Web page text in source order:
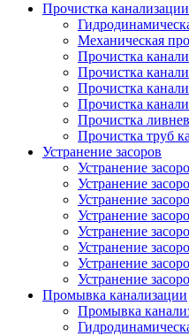
Прочистка канализации
Механическая
Прочистка
Прочистка
Прочистка
Прочистка
Прочистка
Прочистка труб
Устранение засоров
Устранение
Устранение
Устранение
Устранение
Устранение
Устранение
Устранение
Устранение
Промывка канализации
Промывка